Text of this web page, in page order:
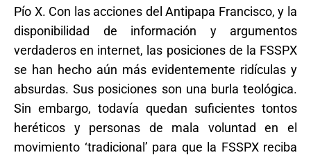
Pío X. Con las acciones del Antipapa Francisco, y la
disponibilidad de información y argumentos
verdaderos en internet, las posiciones de la FSSPX
se han hecho aún más evidentemente ridículas y
absurdas. Sus posiciones son una burla teológica.
Sin embargo, todavía quedan suficientes tontos
heréticos y personas de mala voluntad en el
movimiento ‘tradicional’ para que la FSSPX reciba